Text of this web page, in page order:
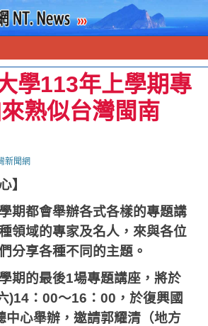
學113年上學期專
熟似台灣閩南
新聞網
】
期都會舉辦各式各樣的專題講
領域的專家及名人，來與各位
分享各種不同的主題。
期的最後1場專題講座，將於
)14 ：00～16 ：00 ，於復興國
中心舉辦，邀請郭耀清（地方